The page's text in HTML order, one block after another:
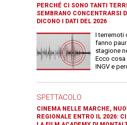
PERCHÉ CI SONO TANTI
SEMBRANO CONCENTRARSI
DICONO I DATI DEL 2026
I terremoti
fanno
stagione
Ecco
INGV e
SPETTACOLO
CINEMA NELLE MARCHE,
REGIONALE ENTRO IL 2026: